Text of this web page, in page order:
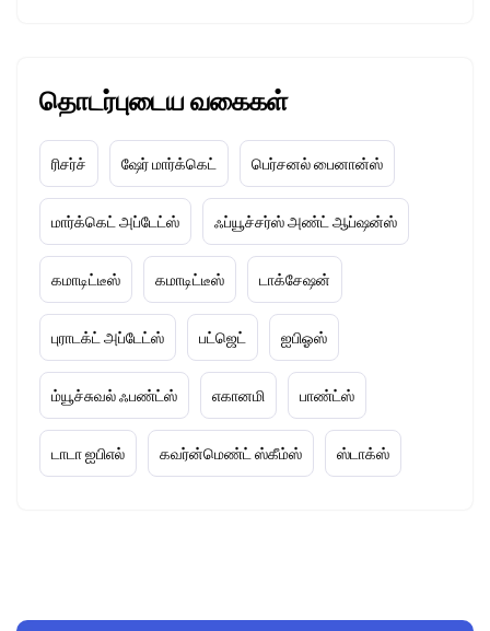
தொடர்புடைய வகைகள்
ரிசர்ச் ஷேர் மார்க்கெட் பெர்சனல் பைனான்ஸ்
மார்க்கெட் அப்டேட்ஸ் ஃப்யூச்சர்ஸ் அண்ட் ஆப்ஷன்ஸ்
கமாடிட்டீஸ் கமாடிட்டீஸ் டாக்சேஷன்
புராடக்ட் அப்டேட்ஸ் பட்ஜெட் ஐபிஓஸ்
ம்யூச்சுவல் ஃபண்ட்ஸ் எகானமி பாண்ட்ஸ்
டாடா ஐபிஎல் கவர்ன்மெண்ட் ஸ்கீம்ஸ் ஸ்டாக்ஸ்